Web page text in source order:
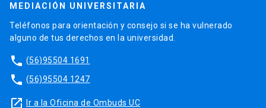
MEDIACIÓN UNIVERSITARIA
Teléfonos para orientación y consejo si se ha vulnerado
alguno de tus derechos en la universidad.
phone (56)95504 1691
phone (56)95504 1247
launch Ir a la Oficina de Ombuds UC